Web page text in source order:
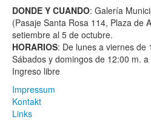
DONDE Y CUANDO: Galería
(Pasaje Santa Rosa 114, Plaza de
setiembre al 5 de octubre.
HORARIOS: De lunes a viernes de
Sábados y domingos de 12:00 m. a
Ingreso libre
Impressum
Kontakt
Links